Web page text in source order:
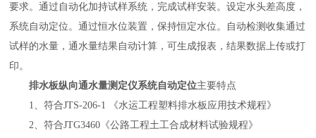
要求。通过自动化加持试样系统，完成试样安装。设定水头差高度，
系统自动定位。通过恒水位装置，保持恒定水位。自动检测收集通过
试样的水量，通水量结果自动计算，可生成报表，结果数据上传或打
印。
排水板纵向通水量测定仪系统自动定位主要特点
1
、符合JTS-206-1
《水运工程塑料排水板应用技术规程》
2 、符合JTG3460 《公路工程土工合成材料试验规程》